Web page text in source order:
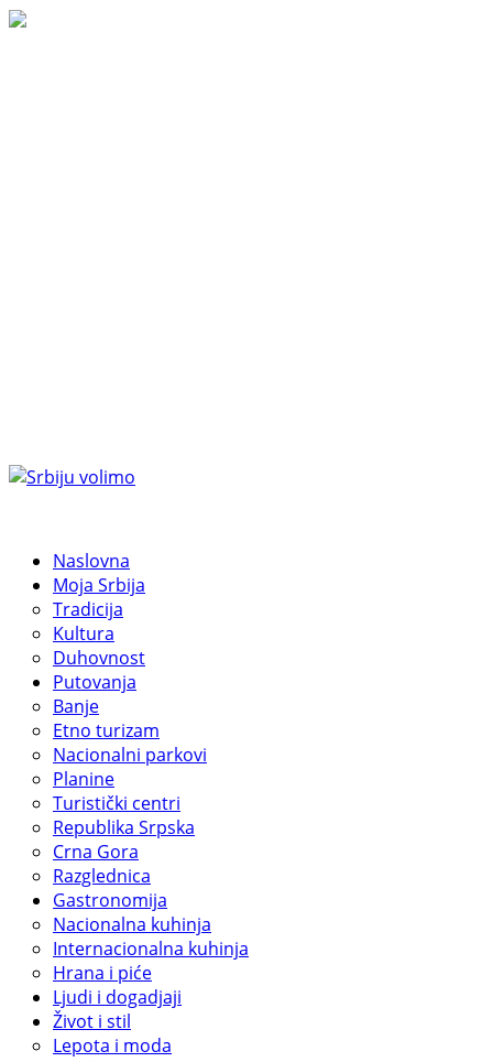
Naslovna
Moja Srbija
Tradicija
Kultura
Duhovnost
Putovanja
Banje
Etno turizam
Nacionalni parkovi
Planine
Turistički centri
Republika Srpska
Crna Gora
Razglednica
Gastronomija
Nacionalna kuhinja
Internacionalna kuhinja
Hrana i piće
Ljudi i dogadjaji
Život i stil
Lepota i moda